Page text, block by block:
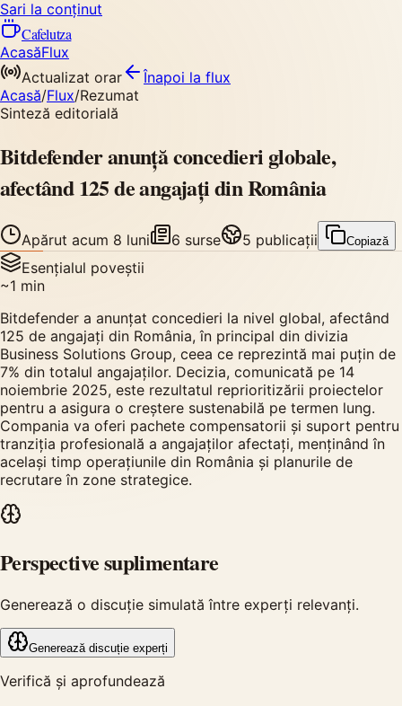
Sari la conținut
Cafelutza
AcasăFlux
Actualizat orar
Înapoi la flux
Acasă/Flux/Rezumat
Sinteză editorială
Bitdefender anunță concedieri globale,
afectând 125 de angajați din România
Apărut acum 8 luni 6 surse 5 publicații Copiază
Esențialul poveștii
~1 min
Bitdefender a anunțat concedieri la nivel global, afectând
125 de angajați din România, în principal din divizia
Business Solutions Group, ceea ce reprezintă mai puțin de
7% din totalul angajaților. Decizia, comunicată pe 14
noiembrie 2025, este rezultatul reprioritizării proiectelor
pentru a asigura o creștere sustenabilă pe termen lung.
Compania va oferi pachete compensatorii și suport pentru
tranziția profesională a angajaților afectați, menținând în
același timp operațiunile din România și planurile de
recrutare în zone strategice.
Perspective suplimentare
Generează o discuție simulată între experți relevanți.
Generează discuție experți
Verifică și aprofundează